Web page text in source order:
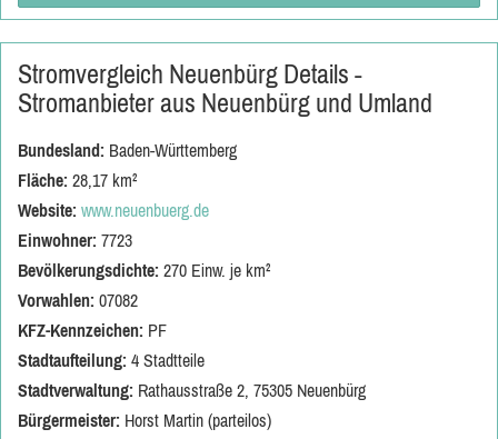
Stromvergleich Neuenbürg Details -
Stromanbieter aus Neuenbürg und Umland
Bundesland: Baden-Württemberg
Fläche: 28,17 km²
Website: www.neuenbuerg.de
Einwohner: 7723
Bevölkerungsdichte: 270 Einw. je km²
Vorwahlen: 07082
KFZ-Kennzeichen: PF
Stadtaufteilung: 4 Stadtteile
Stadtverwaltung: Rathausstraße 2, 75305 Neuenbürg
Bürgermeister: Horst Martin (parteilos)